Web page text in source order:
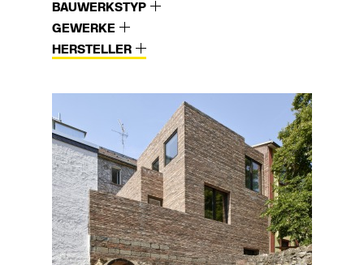
BAUWERKSTYP
GEWERKE
HERSTELLER